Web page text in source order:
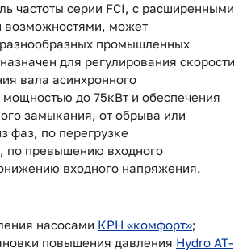
частоты серии FCI, с расширенными
возможностями, может
разнообразных промышленных
для регулирования скорости
вала асинхронного
мощностью до 75кВт и обеспечения
замыкания, от обрыва или
фаз, по перегрузке
по превышению входного
входного напряжения.
насосами КРН «комфорт»;
повышения давления Hydro AT-